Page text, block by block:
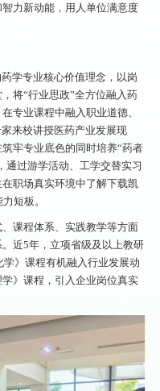
力新动能，用人单位满意度
学专业核心价值理念，以岗
将“行业思政”全方位融入药
专业课程中融入职业道德、
来校讲授医药产业发展现
牢专业底色的同时培养“药者
通过游学活动、工学交替实习
职场真实环境中了解下载凯
短板。
课程体系、实践教学等方面
近5年，立项省级及以上教研
》课程有机融入行业发展动
》课程，引入企业岗位真实